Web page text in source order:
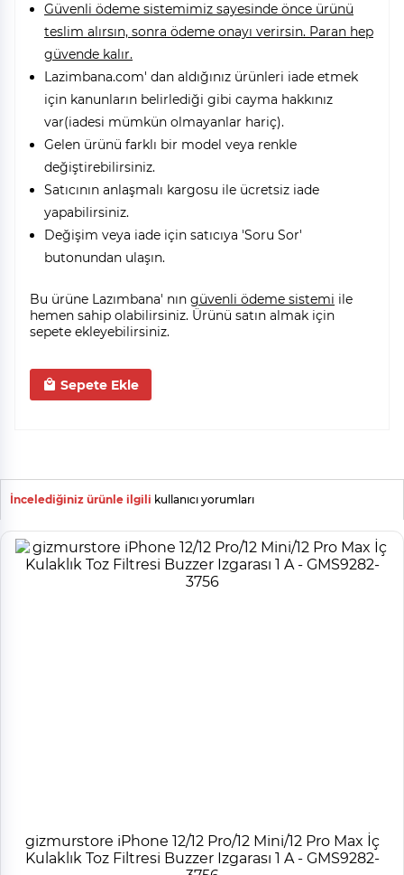
Güvenli ödeme sistemimiz sayesinde önce ürünü
teslim alırsın, sonra ödeme onayı verirsin. Paran hep
güvende kalır.
Lazimbana.com' dan aldığınız ürünleri iade etmek
için kanunların belirlediği gibi cayma hakkınız
var(iadesi mümkün olmayanlar hariç).
Gelen ürünü farklı bir model veya renkle
değiştirebilirsiniz.
Satıcının anlaşmalı kargosu ile ücretsiz iade
yapabilirsiniz.
Değişim veya iade için satıcıya 'Soru Sor'
butonundan ulaşın.
Bu ürüne Lazımbana' nın güvenli ödeme sistemi ile
hemen sahip olabilirsiniz. Ürünü satın almak için
sepete ekleyebilirsiniz.
Sepete Ekle
İncelediğiniz ürünle ilgili kullanıcı yorumları
gizmurstore iPhone 12/12 Pro/12 Mini/12 Pro Max İç
Kulaklık Toz Filtresi Buzzer Izgarası 1 A - GMS9282-